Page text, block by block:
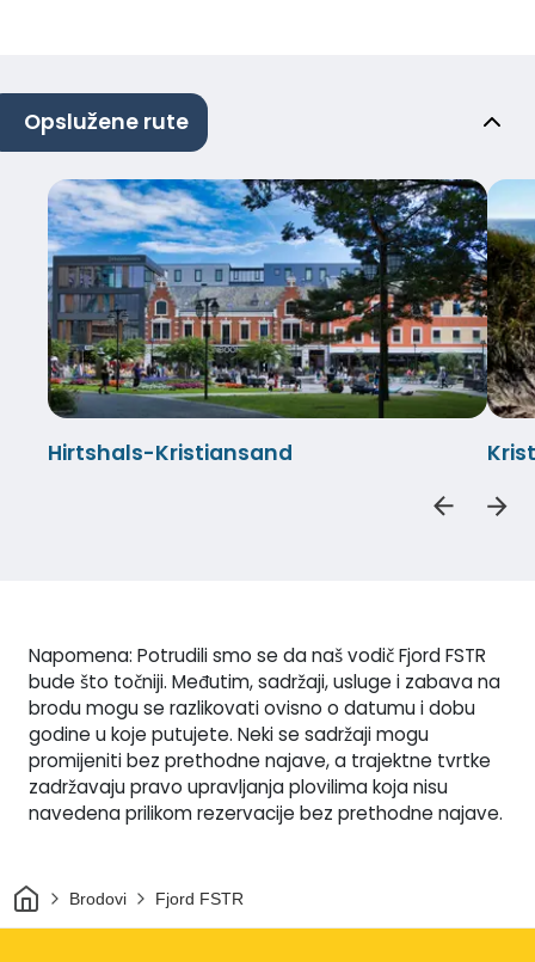
Opslužene rute
Hirtshals-Kristiansand
Napomena: Potrudili smo se da naš vodič Fjord FSTR
bude što točniji. Međutim, sadržaji, usluge i zabava na
brodu mogu se razlikovati ovisno o datumu i dobu
godine u koje putujete. Neki se sadržaji mogu
promijeniti bez prethodne najave, a trajektne tvrtke
zadržavaju pravo upravljanja plovilima koja nisu
navedena prilikom rezervacije bez prethodne najave.
DomBrodovi Fjord FSTR